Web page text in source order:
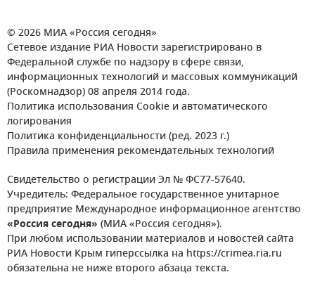
© 2026 МИА «Россия сегодня»
Сетевое издание РИА Новости зарегистрировано в
Федеральной службе по надзору в сфере связи,
информационных технологий и массовых коммуникаций
(Роскомнадзор) 08 апреля 2014 года.
Политика использования Cookie и автоматического
логирования
Политика конфиденциальности (ред. 2023 г.)
Правила применения рекомендательных технологий
Свидетельство о регистрации Эл № ФС77-57640.
Учредитель: Федеральное государственное унитарное
предприятие Международное информационное агентство
«Россия сегодня» (МИА «Россия сегодня»).
При любом использовании материалов и новостей сайта
РИА Новости Крым гиперссылка на https://crimea.ria.ru
обязательна не ниже второго абзаца текста.